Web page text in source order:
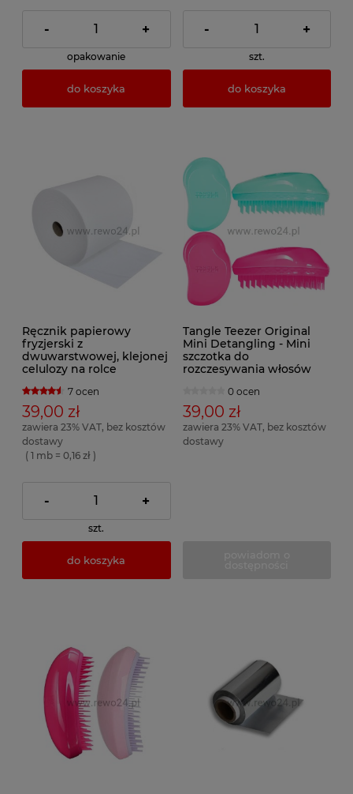
- +
opakowanie
do koszyka
- +
szt.
do koszyka
Ręcznik papierowy
fryzjerski z
dwuwarstwowej, klejonej
celulozy na rolce
7 ocen
39,00 zł
zawiera 23% VAT, bez kosztów
dostawy
( 1 mb = 0,16 zł )
- +
szt.
do koszyka
Tangle Teezer Original
Mini Detangling - Mini
szczotka do
rozczesywania włosów
0 ocen
39,00 zł
zawiera 23% VAT, bez kosztów
dostawy